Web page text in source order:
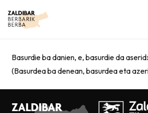
Basurdie ba danien, e, basurdie da
(Basurdea ba denean, basurdea eta